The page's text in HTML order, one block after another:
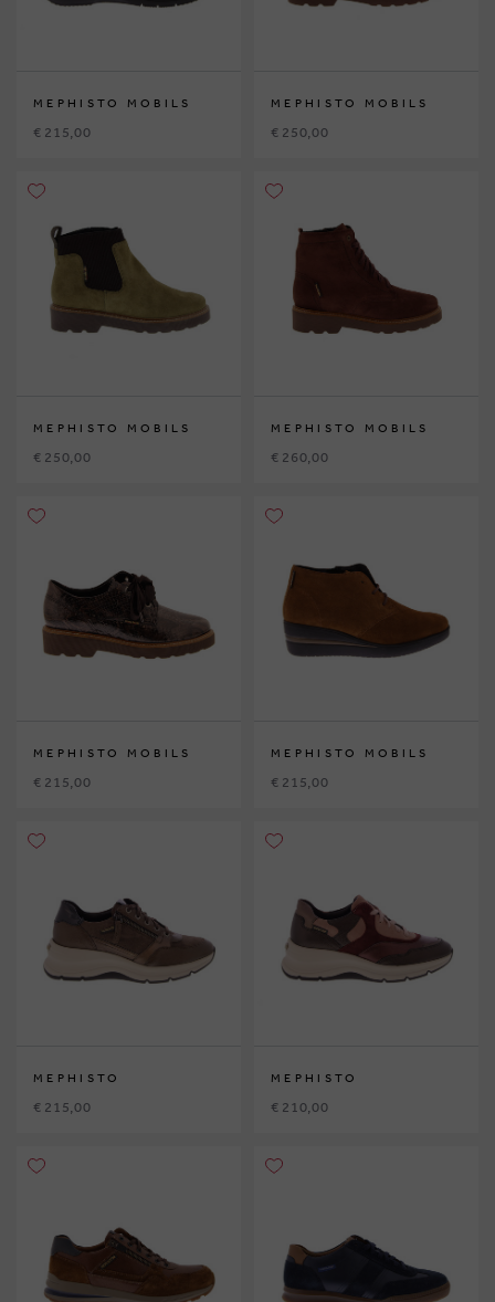
MEPHISTO MOBILS
€ 215,00
MEPHISTO MOBILS
€ 250,00
MEPHISTO MOBILS
€ 250,00
MEPHISTO MOBILS
€ 260,00
MEPHISTO MOBILS
€ 215,00
MEPHISTO MOBILS
€ 215,00
MEPHISTO
€ 215,00
MEPHISTO
€ 210,00